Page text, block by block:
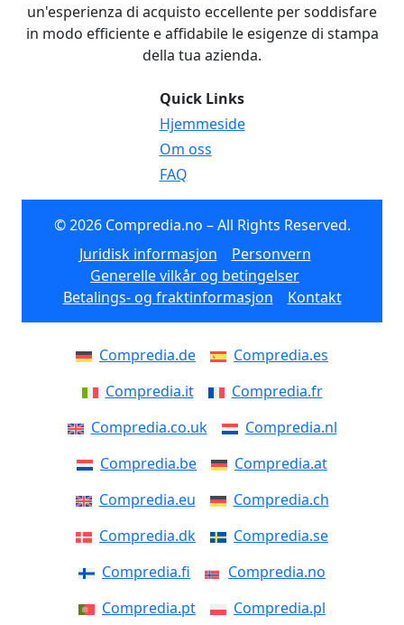
un'esperienza di acquisto eccellente per soddisfare
in modo efficiente e affidabile le esigenze di stampa
della tua azienda.
Quick Links
Hjemmeside
Om oss
FAQ
© 2026 Compredia.no – All Rights Reserved.
Juridisk informasjon
Personvern
Generelle vilkår og betingelser
Betalings- og fraktinformasjon
Kontakt
Compredia.de
Compredia.es
Compredia.it
Compredia.fr
Compredia.co.uk
Compredia.nl
Compredia.be
Compredia.at
Compredia.eu
Compredia.ch
Compredia.dk
Compredia.se
Compredia.fi
Compredia.no
Compredia.pt
Compredia.pl